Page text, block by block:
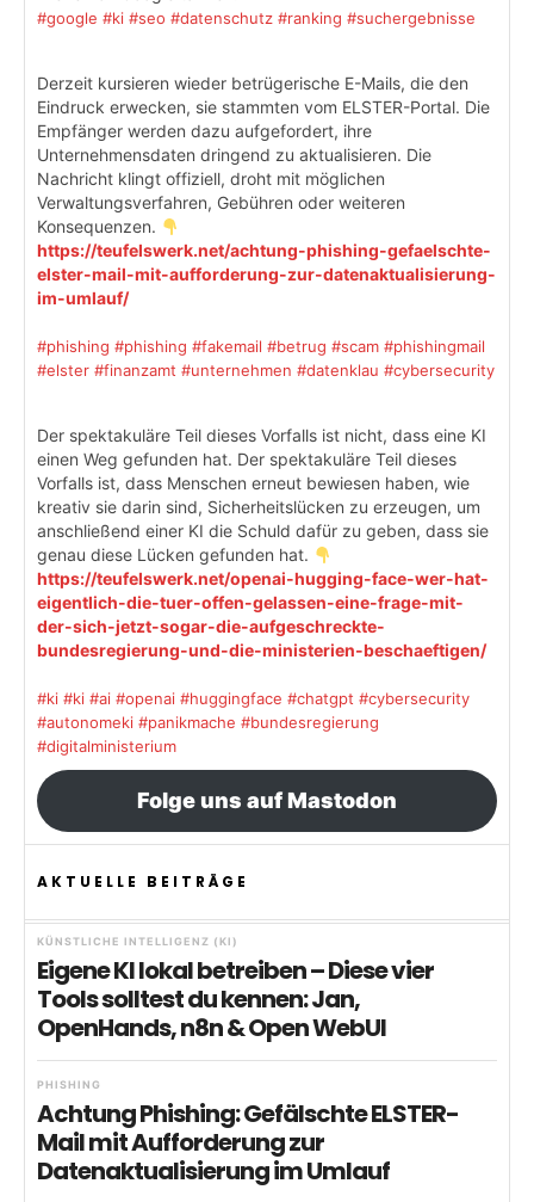
#google #ki #seo #datenschutz #ranking #suchergebnisse
Derzeit kursieren wieder betrügerische E-Mails, die den
Eindruck erwecken, sie stammten vom ELSTER-Portal. Die
Empfänger werden dazu aufgefordert, ihre
Unternehmensdaten dringend zu aktualisieren. Die
Nachricht klingt offiziell, droht mit möglichen
Verwaltungsverfahren, Gebühren oder weiteren
Konsequenzen.
https://teufelswerk.net/achtung-phishing-gefaelschte-
elster-mail-mit-aufforderung-zur-datenaktualisierung-
im-umlauf/
#phishing #phishing #fakemail #betrug #scam #phishingmail
#elster #finanzamt #unternehmen #datenklau #cybersecurity
Der spektakuläre Teil dieses Vorfalls ist nicht, dass eine KI
einen Weg gefunden hat. Der spektakuläre Teil dieses
Vorfalls ist, dass Menschen erneut bewiesen haben, wie
kreativ sie darin sind, Sicherheitslücken zu erzeugen, um
anschließend einer KI die Schuld dafür zu geben, dass sie
genau diese Lücken gefunden hat.
https://teufelswerk.net/openai-hugging-face-wer-hat-
eigentlich-die-tuer-offen-gelassen-eine-frage-mit-
der-sich-jetzt-sogar-die-aufgeschreckte-
bundesregierung-und-die-ministerien-beschaeftigen/
#ki #ki #ai #openai #huggingface #chatgpt #cybersecurity
#autonomeki #panikmache #bundesregierung
#digitalministerium
Folge uns auf Mastodon
AKTUELLE BEITRÄGE
KÜNSTLICHE INTELLIGENZ (KI)
Eigene KI lokal betreiben – Diese vier
Tools solltest du kennen: Jan,
OpenHands, n8n & Open WebUI
PHISHING
Achtung Phishing: Gefälschte ELSTER-
Mail mit Aufforderung zur
Datenaktualisierung im Umlauf